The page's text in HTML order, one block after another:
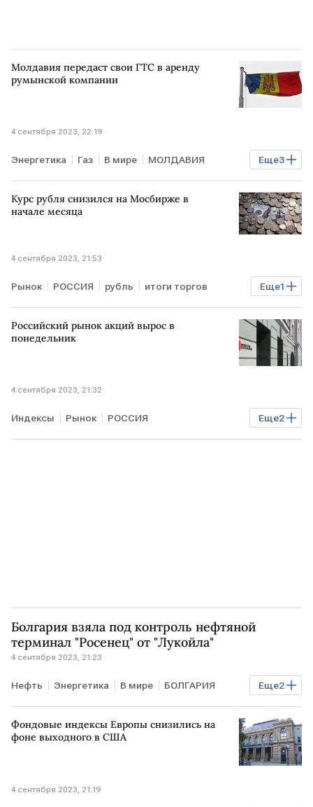
Молдавия передаст свои ГТС в аренду
румынской компании
4 сентября 2023, 22:19
Еще3
Энергетика Газ В мире МОЛДАВИЯ
РУМЫНИЯ ГТС аренда
Курс рубля снизился на Мосбирже в
начале месяца
4 сентября 2023, 21:53
Еще1
Рынок РОССИЯ рубль итоги торгов
Курсы валют
Российский рынок акций вырос в
понедельник
4 сентября 2023, 21:32
Еще2
Индексы Рынок РОССИЯ
индекс Мосбиржи итоги торгов
Болгария взяла под контроль нефтяной
терминал "Росенец" от "Лукойла"
4 сентября 2023, 21:23
Еще2
Нефть Энергетика В мире БОЛГАРИЯ
контроль нефтяной терминал
Фондовые индексы Европы снизились на
фоне выходного в США
4 сентября 2023, 21:19